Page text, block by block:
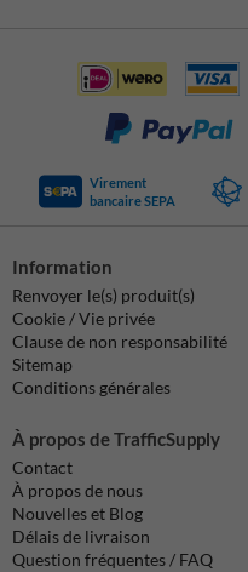
Virement
bancaire SEPA
Information
Renvoyer le(s) produit(s)
Cookie / Vie privée
Clause de non responsabilité
Sitemap
Conditions générales
À propos de TrafficSupply
Contact
À propos de nous
Nouvelles et Blog
Délais de livraison
Question fréquentes / FAQ